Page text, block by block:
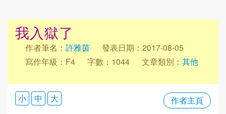
我入獄了
作者筆名： 許雅茵
發表日期：2017-08-05
寫作年級：F4
字數：1044 文章類別： 其他
作者主頁
小 中 大